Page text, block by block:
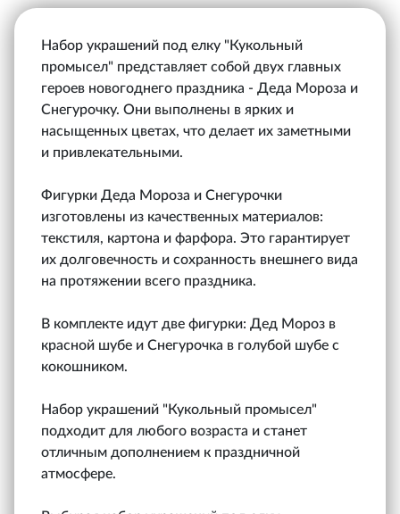
Набор украшений под елку "Кукольный
промысел" представляет собой двух главных
героев новогоднего праздника - Деда Мороза и
Снегурочку. Они выполнены в ярких и
насыщенных цветах, что делает их заметными
и привлекательными.
Фигурки Деда Мороза и Снегурочки
изготовлены из качественных материалов:
текстиля, картона и фарфора. Это гарантирует
их долговечность и сохранность внешнего вида
на протяжении всего праздника.
В комплекте идут две фигурки: Дед Мороз в
красной шубе и Снегурочка в голубой шубе с
кокошником.
Набор украшений "Кукольный промысел"
подходит для любого возраста и станет
отличным дополнением к праздничной
атмосфере.